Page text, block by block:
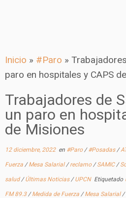
Inicio » #Paro »
paro en hospitales y CAPS
Trabajadores de
un paro en
de Misiones
12 diciembre, 2022en #Paro /#Posadas /
Fuerza /Mesa Salarial /reclamo /SAMIC /
salud /Últimas Noticias /UPCN Etiquetado
FM 89.3 /Medida de Fuerza /Mesa Salarial /